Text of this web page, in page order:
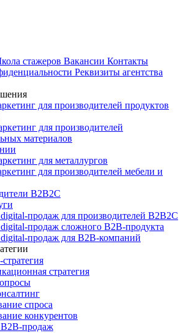
стажеров Вакансии Контакты
Реквизиты агентства
для производителей продуктов
для производителей
материалов
для металлургов
для производителей мебели и
B2B2C
продаж для производителей B2B2C
продаж сложного B2B-продукта
продаж для B2B-компаний
стратегия
спроса
конкурентов
продаж